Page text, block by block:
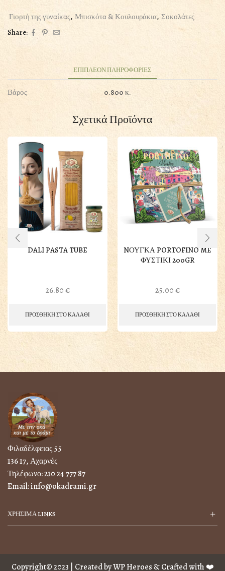
Gift
Set
MAXIM
Γιορτή της γυναίκας, Μπισκότα & Κουλουράκια, Σοκολάτες
Share:
ΕΠΙΠΛΕΟΝ ΠΛΗΡΟΦΟΡΙΕΣ
Βάρος 0.800 κ.
Σχετικά Προϊόντα
DALI PASTA TUBE
26.80€
ΠΡΟΣΘΗΚΗ ΣΤΟ ΚΑΛΑΘΙ
NΟΥΓΚΑ PORTOFINO ME
ΦΥΣΤΙΚΙ 200GR
25.00€
ΠΡΟΣΘΗΚΗ ΣΤΟ ΚΑΛΑΘΙ
Φιλαδέλφειας 55
136 17, Αχαρνές
Τηλέφωνο:210 24 777 87
Email:info@okadrami.gr
ΧΡΗΣΙΜΑ LINKS
Copyright© 2023 | Created byWP Heroes & Crafted with ❤️